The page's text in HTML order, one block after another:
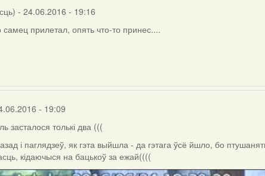
- 24.06.2016 - 19:16
самец прилетал, опять что-то принес....
- 19:09
засталося толькі два (((
і паглядзеў, як гэта выйшла - да гэтага ўсё йшло, бо
кідаючыся на бацькоў за ежай((((